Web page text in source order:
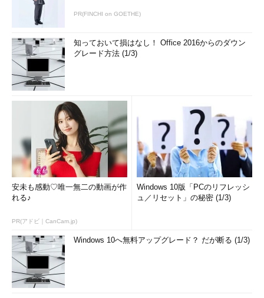
PR(FINCHI on GOETHE)
知っておいて損はなし！ Office 2016からのダウン
グレード方法 (1/3)
安未も感動♡唯一無二の動画が作
れる♪
PR(アドビ｜CanCam.jp)
Windows 10版「PCのリフレッシ
ュ／リセット」の秘密 (1/3)
Windows 10へ無料アップグレード？ だが断る (1/3)